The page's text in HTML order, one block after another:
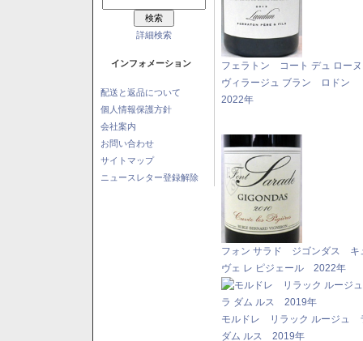
詳細検索
インフォメーション
配送と返品について
個人情報保護方針
会社案内
お問い合わせ
サイトマップ
ニュースレター登録解除
フェラトン コート デュ ロー
ヴィラージュ ブラン ロドン
2022年
フォン サラド ジゴンダス キ
ヴェ レ ピジェール 2022年
モルドレ リラック ルージュ
ダム ルス 2019年